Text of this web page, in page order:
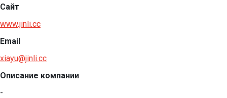
Сайт
www.jinli.cc
Email
xiayu@jinli.cc
Описание компании
-